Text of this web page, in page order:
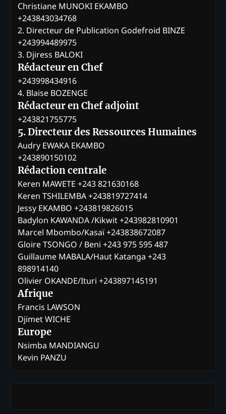
Christiane MUNOKI EKAMBO
+243843034768
2. Directeur de Publication Godefroid BINZE
+243994489975
3. Djiress BALOKI
Rédacteur en Chef
+243998434916
4. Blaise BOZENGE
Rédacteur en Chef adjoint
+243821755775
5. Directeur des Ressources Humaines
Audry EWAKA EKAMBO
+243890150102
Rédaction centrale
Keren MAWETE +243 821630168
Keren TSHILEMBA +243819727414
Jessy EKAMBO +243819826015
Badylon KAWANDA /Kikwit +243982810901
Marcel Mbombo/Kasaï +243838672087
Gloire TSONGO / Beni +243 975 595 487
Guillaume MABALA/Haut Katanga +243
898914140
Olivier OKANDE/Ituri +243897145191
Afrique
Francis LAWSON
Djimet WICHE
Europe
Nsimba MANDIANGU
Kevin PANZU